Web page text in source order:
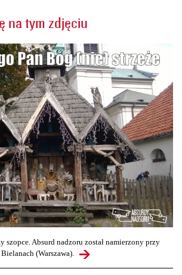
na tym zdjęciu
szopce. Absurd nadzoru został namierzony przy
(Warszawa).